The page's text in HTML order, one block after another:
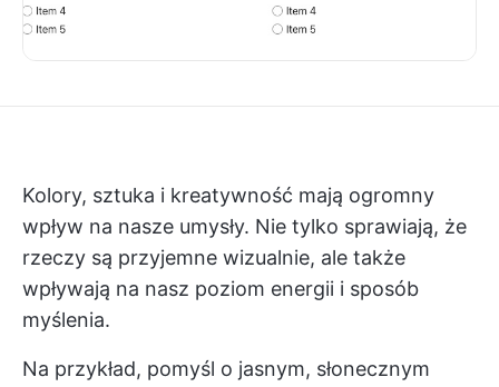
Kolory, sztuka i kreatywność mają ogromny
wpływ na nasze umysły. Nie tylko sprawiają, że
rzeczy są przyjemne wizualnie, ale także
wpływają na nasz poziom energii i sposób
myślenia.
Na przykład, pomyśl o jasnym, słonecznym